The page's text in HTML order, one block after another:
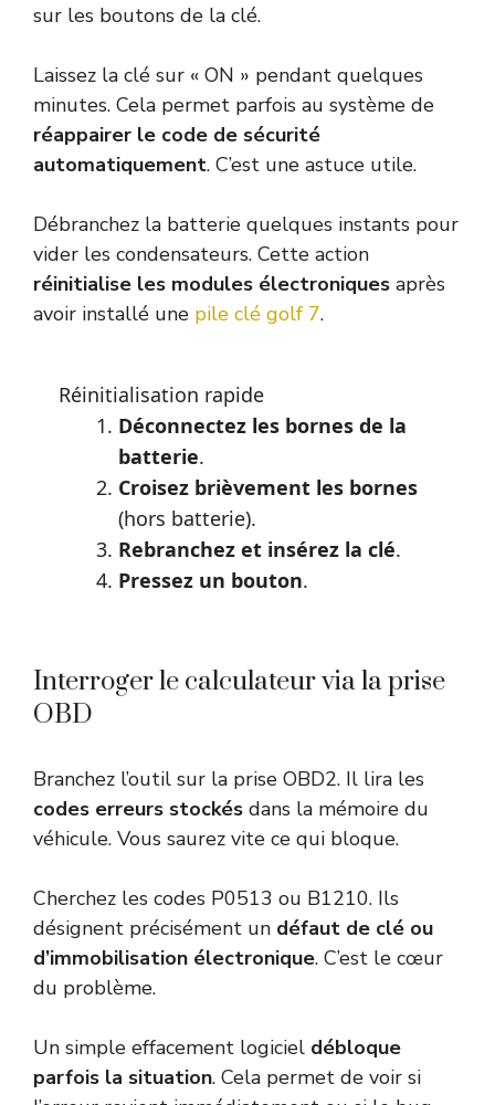
sur les boutons de la clé.
Laissez la clé sur « ON » pendant quelques
minutes. Cela permet parfois au système de
réappairer le code de sécurité
automatiquement. C’est une astuce utile.
Débranchez la batterie quelques instants pour
vider les condensateurs. Cette action
réinitialise les modules électroniques après
avoir installé une pile clé golf 7.
Réinitialisation rapide
Déconnectez les bornes de la
batterie.
Croisez brièvement les bornes
(hors batterie).
Rebranchez et insérez la clé.
Pressez un bouton.
Interroger le calculateur via la prise
OBD
Branchez l’outil sur la prise OBD2. Il lira les
codes erreurs stockés dans la mémoire du
véhicule. Vous saurez vite ce qui bloque.
Cherchez les codes P0513 ou B1210. Ils
désignent précisément un défaut de clé ou
d’immobilisation électronique. C’est le cœur
du problème.
Un simple effacement logiciel débloque
parfois la situation. Cela permet de voir si